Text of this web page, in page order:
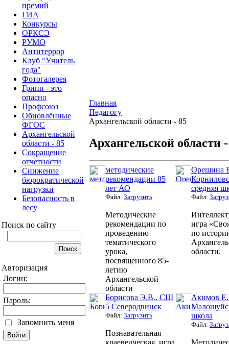
премий
ГИА
Конкурсы
ОРКСЭ
РУМО
Антитеррор
Клуб "Учитель
года"
Фотогалерея
Грипп - это
опасно
Профсоюз
Обновлённые
ФГОС
Архангельской
области - 85
Сокращение
отчетности
Снижение
бюрократической
нагрузки
Безопасность в
лесу
Поиск по сайту
Авторизация
Логин:
Пароль:
Запомнить меня
Главная
Педагогу
Архангельской области - 85
Архангельской области
методические
рекомендации 85
лет АО
Файл: Загрузить
Методические
рекомендации по
проведению
тематического
урока,
посвященного 85-
летию
Архангельской
области
Орешина
средняя
Файл:
игра
по
области.
Борисова Э.В., СШ
5 Северодвинск
Файл: Загрузить
Познавательная
краеведческая игра
Акимов
школа
Файл: